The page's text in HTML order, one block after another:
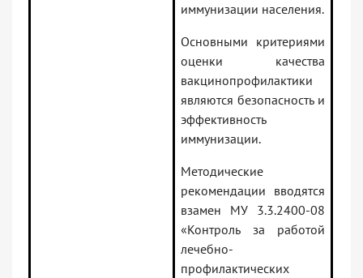
иммунизации населения.
Основными критериями
оценки качества
вакцинопрофилактики
являются безопасность и
эффективность
иммунизации.
Методические
рекомендации вводятся
взамен МУ 3.3.2400-08
«Контроль за работой
лечебно-
профилактических